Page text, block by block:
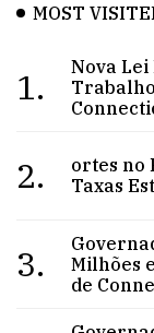
MOST
1.
Nova
2.
ortes no
Taxas
3.
Milhões
de